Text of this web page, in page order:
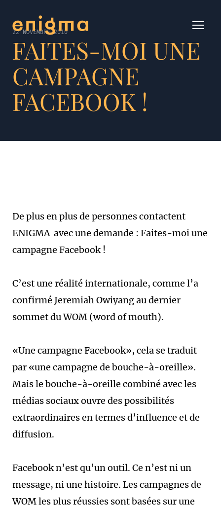
22 NOVEMBRE 2010
FAITES-MOI UNE
CAMPAGNE
FACEBOOK !
De plus en plus de personnes contactent
ENIGMA avec une demande : Faites-moi une
campagne Facebook !
C’est une réalité internationale, comme l’a
confirmé Jeremiah Owiyang au dernier
sommet du WOM (word of mouth).
«Une campagne Facebook», cela se traduit
par «une campagne de bouche-à-oreille».
Mais le bouche-à-oreille combiné avec les
médias sociaux ouvre des possibilités
extraordinaires en termes d’influence et de
diffusion.
Facebook n’est qu’un outil. Ce n’est ni un
message, ni une histoire. Les campagnes de
WOM les plus réussies sont basées sur une